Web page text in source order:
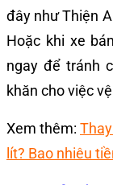
đây như Thiện
Hoặc khi xe
ngay để tránh
khăn cho việc
Xem thêm:
lít? Bao nhiêu